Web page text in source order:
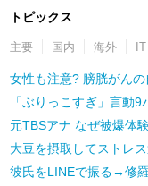
トピックス
主要 国内 海外
女性も注意? 膀胱がんの
「ぶりっこすぎ」言動9
元TBSアナ なぜ被爆体
大豆を摂取してストレ
彼氏をLINEで振る→修